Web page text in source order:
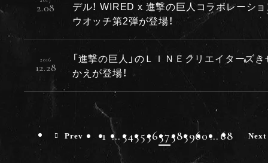
2.08
デル！ WIRED x 進撃の巨人コラボレーシ
ウオッチ第2弾が登場！
2016
12.28
「進撃の巨人」のＬＩＮＥクリエイターズ
かえが登場！
Prev 1 … 54555657585960… 68 Next